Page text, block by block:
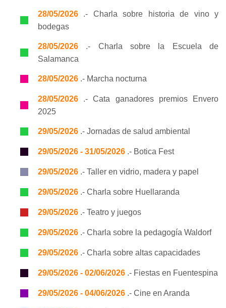
28/05/2026 .- Charla sobre historia de vino y
bodegas
28/05/2026 .- Charla sobre la Escuela de
Salamanca
28/05/2026 .- Marcha nocturna
28/05/2026 .- Cata ganadores premios Envero
2025
29/05/2026 .- Jornadas de salud ambiental
29/05/2026 - 31/05/2026 .- Botica Fest
29/05/2026 .- Taller en vidrio, madera y papel
29/05/2026 .- Charla sobre Huellaranda
29/05/2026 .- Teatro y juegos
29/05/2026 .- Charla sobre la pedagogía Waldorf
29/05/2026 .- Charla sobre altas capacidades
29/05/2026 - 02/06/2026 .- Fiestas en Fuentespina
29/05/2026 - 04/06/2026 .- Cine en Aranda